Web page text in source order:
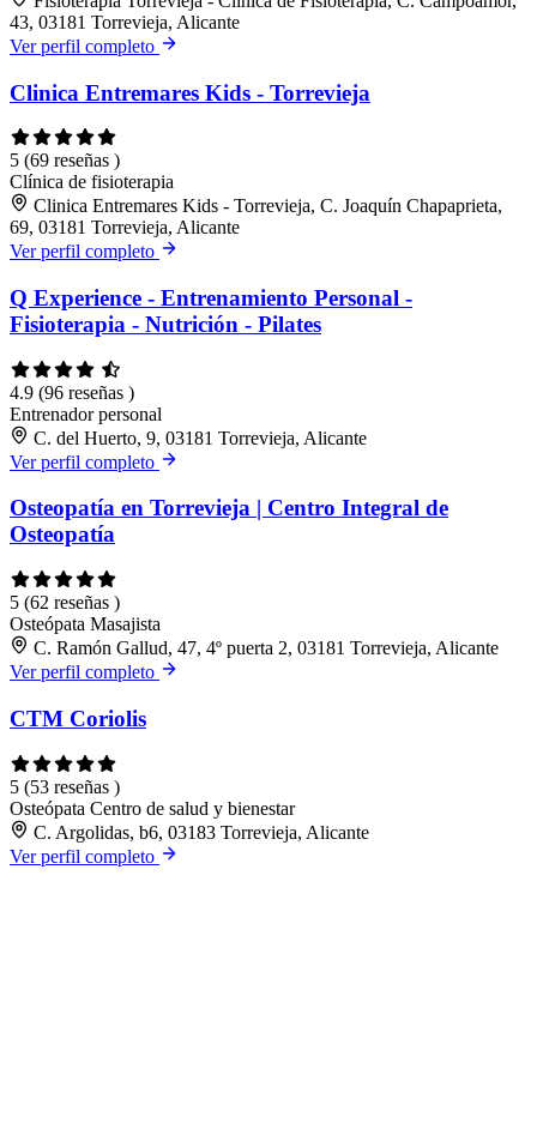
43, 03181 Torrevieja, Alicante
Ver perfil completo
Clinica Entremares Kids - Torrevieja
5 (69 reseñas )
Clínica de fisioterapia
Clinica Entremares Kids - Torrevieja, C. Joaquín Chapaprieta,
69, 03181 Torrevieja, Alicante
Ver perfil completo
Q Experience - Entrenamiento Personal -
Fisioterapia - Nutrición - Pilates
4.9 (96 reseñas )
Entrenador personal
C. del Huerto, 9, 03181 Torrevieja, Alicante
Ver perfil completo
Osteopatía en Torrevieja | Centro Integral de
Osteopatía
5 (62 reseñas )
Osteópata Masajista
C. Ramón Gallud, 47, 4º puerta 2, 03181 Torrevieja, Alicante
Ver perfil completo
CTM Coriolis
5 (53 reseñas )
Osteópata Centro de salud y bienestar
C. Argolidas, b6, 03183 Torrevieja, Alicante
Ver perfil completo